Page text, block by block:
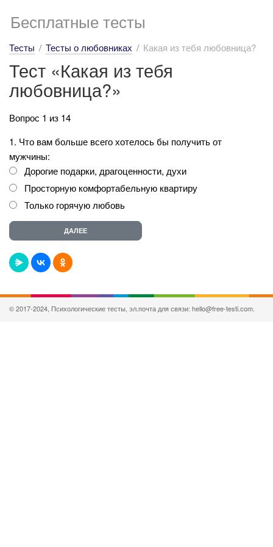
Бесплатные тесты
Тесты Тесты о любовниках Какая из тебя любовница?
Тест «Какая из тебя
любовница?»
Вопрос 1 из 14
1. Что вам больше всего хотелось бы получить от
мужчины:
Дорогие подарки, драгоценности, духи
Просторную комфортабельную квартиру
Только горячую любовь
© 2017-2024, Психологические тесты, эл.почта для связи: hello@free-testi.com.